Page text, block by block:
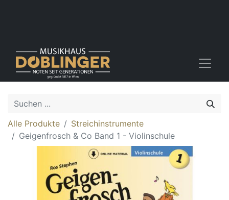
Alle Produkte
Streichinstrumente
Geigenfrosch & Co Band 1 - Violinschule